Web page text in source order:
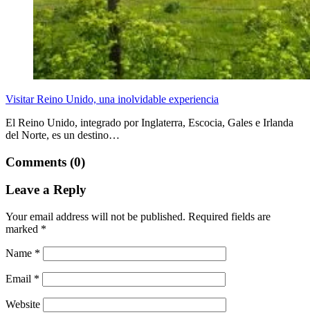
Visitar Reino Unido, una inolvidable experiencia
El Reino Unido, integrado por Inglaterra, Escocia, Gales e Irlanda
del Norte, es un destino…
Comments (0)
Leave a Reply
Your email address will not be published. Required fields are
marked *
Name *
Email *
Website